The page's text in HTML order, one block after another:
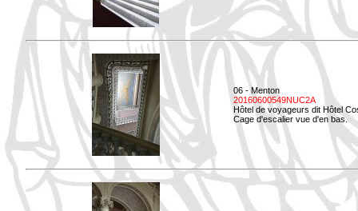
06 - Menton
20160600549NUC2A
Hôtel de voyageurs dit Hôtel
Cage d'escalier vue d'en bas.